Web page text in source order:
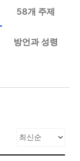
58개 주제
방언과 성령